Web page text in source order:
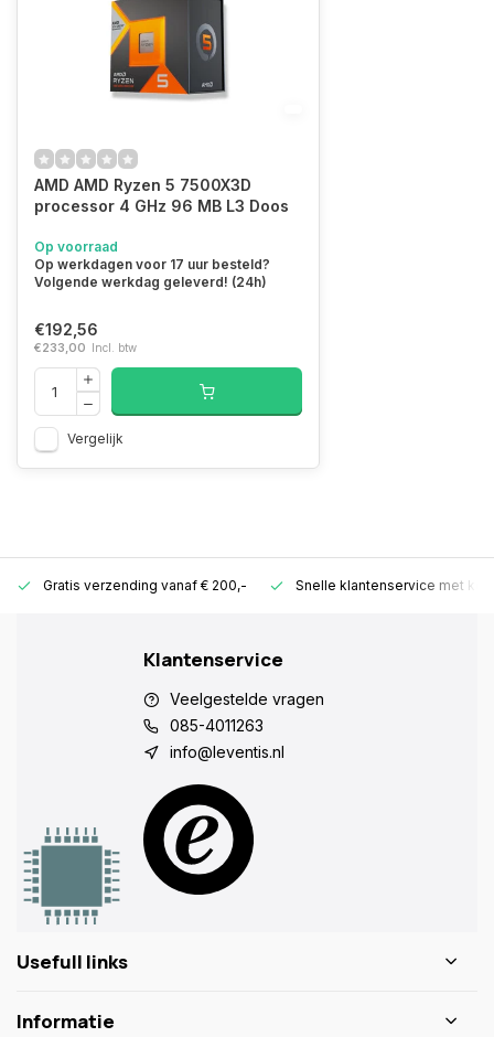
AMD AMD Ryzen 5 7500X3D
processor 4 GHz 96 MB L3 Doos
Op voorraad
Op werkdagen voor 17 uur besteld?
Volgende werkdag geleverd! (24h)
€192,56
€233,00 Incl. btw
Vergelijk
Gratis verzending vanaf € 200,- Snelle klantenservice met
Klantenservice
Veelgestelde vragen
085-4011263
info@leventis.nl
Usefull links
Informatie